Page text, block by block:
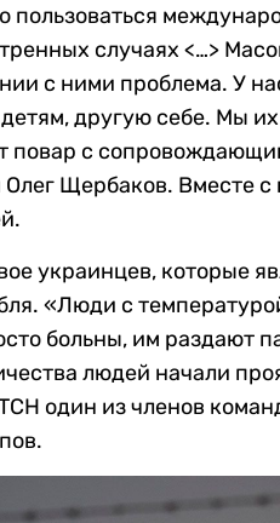
пользоваться
случаях <…>
с ними проблема. У
другую себе. Мы
повар с
Щербаков. Вместе с
украинцев, которые
«Люди с
больны, им раздают
людей начали
один из членов